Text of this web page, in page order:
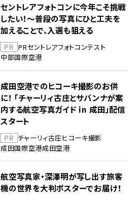
セントレアフォトコンに今年こそ挑戦
したい！～普段の写真にひと工夫を
加えることで、入選も狙える
PR PRセントレアフォトコンテスト
中部国際空港
成田空港でのヒコーキ撮影のお供
に！ 「チャーリィ古庄とサバンナが案
内する航空写真ガイド in 成田」配信
スタート
PR チャーリィ古庄ヒコーキ撮影
成田国際空港成田空港
航空写真家・深澤明が写し出す旅客
機の世界を大判ポスターでお届け！